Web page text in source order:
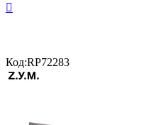

Код:RP72283